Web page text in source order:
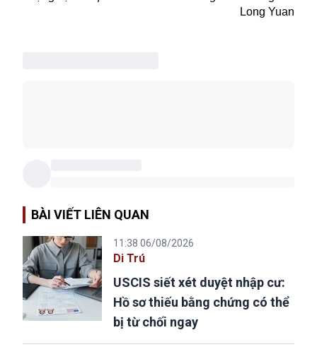
Long Yuan
BÀI VIẾT LIÊN QUAN
11:38 06/08/2026
Di Trú
USCIS siết xét duyệt nhập cư:
Hồ sơ thiếu bằng chứng có thể
bị từ chối ngay